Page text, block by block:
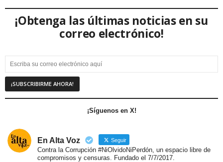
¡Obtenga las últimas noticias en su
correo electrónico!
¡Síguenos en X!
En Alta Voz Seguir
Contra la Corrupción #NiOlvidoNiPerdón, un espacio libre de
compromisos y censuras. Fundado el 7/7/2017.